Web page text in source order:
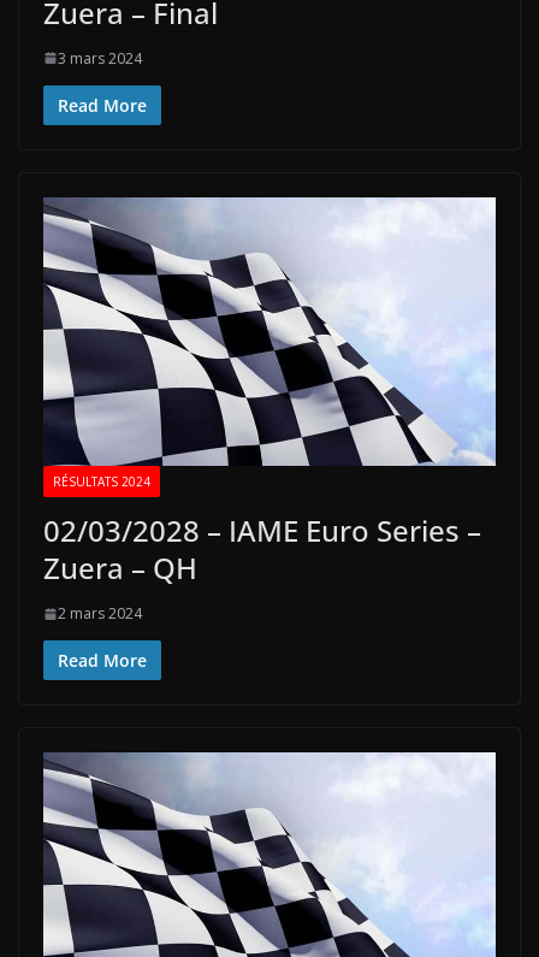
Zuera – Final
3 mars 2024
Read More
RÉSULTATS 2024
02/03/2028 – IAME Euro Series –
Zuera – QH
2 mars 2024
Read More